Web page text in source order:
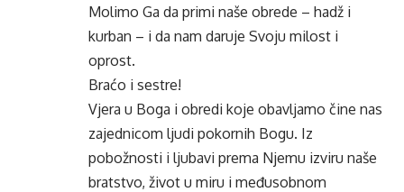
Molimo Ga da primi naše obrede – hadž i
kurban – i da nam daruje Svoju milost i
oprost.
Braćo i sestre!
Vjera u Boga i obredi koje obavljamo čine nas
zajednicom ljudi pokornih Bogu. Iz
pobožnosti i ljubavi prema Njemu izviru naše
bratstvo, život u miru i međusobnom